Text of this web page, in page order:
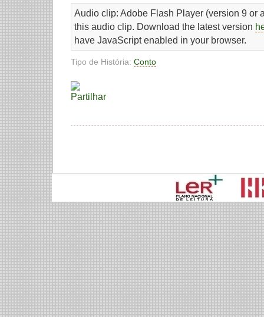
Audio clip: Adobe Flash Player (version 9 or
this audio clip. Download the latest version
have JavaScript enabled in your browser.
Tipo de História: Conto